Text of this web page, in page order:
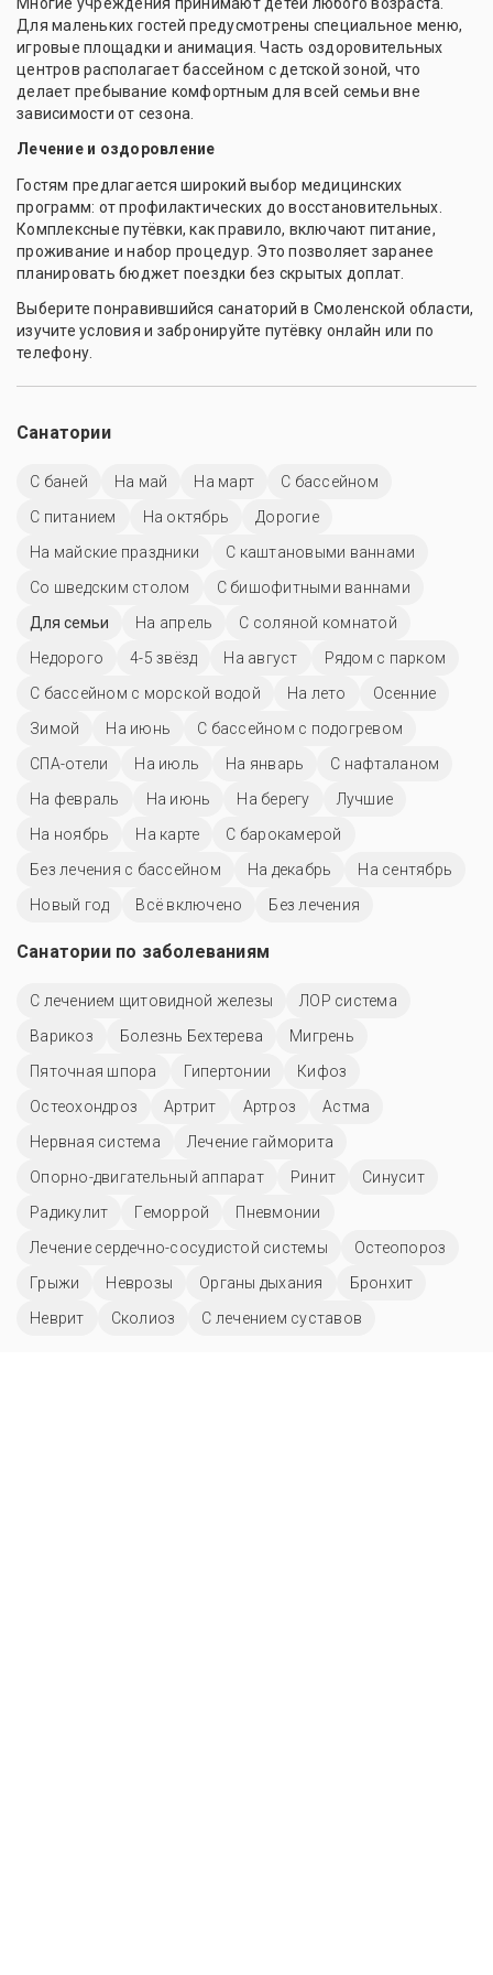
Многие учреждения принимают детей любого возраста.
Для маленьких гостей предусмотрены специальное меню,
игровые площадки и анимация. Часть оздоровительных
центров располагает бассейном с детской зоной, что
делает пребывание комфортным для всей семьи вне
зависимости от сезона.
Лечение и оздоровление
Гостям предлагается широкий выбор медицинских
программ: от профилактических до восстановительных.
Комплексные путёвки, как правило, включают питание,
проживание и набор процедур. Это позволяет заранее
планировать бюджет поездки без скрытых доплат.
Выберите понравившийся санаторий в Смоленской области,
изучите условия и забронируйте путёвку онлайн или по
телефону.
Санатории
С баней На май На март
C бассейном
С питанием
На октябрь
Дорогие
На майские праздники
С каштановыми ваннами
Со шведским столом
С бишофитными ваннами
Для семьи
На апрель
С соляной комнатой
Недорого
4-5 звёзд На август
Рядом с парком
С бассейном с морской водой
На лето
Осенние
Зимой
На июнь
С бассейном с подогревом
СПА-отели
На июль На январь
С нафталаном
На февраль
На июнь На берегу
Лучшие
На ноябрь
На карте
С барокамерой
Без лечения с бассейном
На декабрь
На сентябрь
Новый год
Всё включено Без лечения
Санатории по заболеваниям
С лечением щитовидной железы
ЛОР система
Варикоз
Болезнь Бехтерева
Мигрень
Пяточная шпора
Гипертонии
Кифоз
Остеохондроз
Артрит Артроз
Астма
Нервная система
Лечение гайморита
Опорно-двигательный аппарат
Ринит
Синусит
Радикулит
Геморрой
Пневмонии
Лечение сердечно-сосудистой системы
Остеопороз
Грыжи
Неврозы Органы дыхания
Бронхит
Неврит
Сколиоз С лечением суставов